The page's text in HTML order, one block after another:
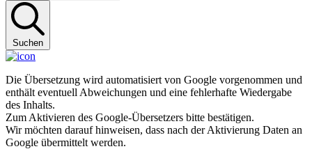
Suchen
Die Übersetzung wird automatisiert von Google vorgenommen und
enthält eventuell Abweichungen und eine fehlerhafte Wiedergabe
des Inhalts.
Zum Aktivieren des Google-Übersetzers bitte bestätigen.
Wir möchten darauf hinweisen, dass nach der Aktivierung Daten an
Google übermittelt werden.